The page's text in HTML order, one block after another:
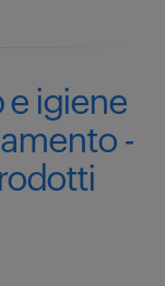
e igiene
-